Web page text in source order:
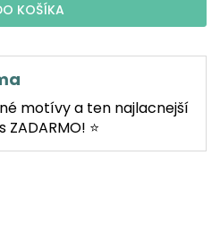
KOŠÍKA
motívy a ten najlacnejší
⭐